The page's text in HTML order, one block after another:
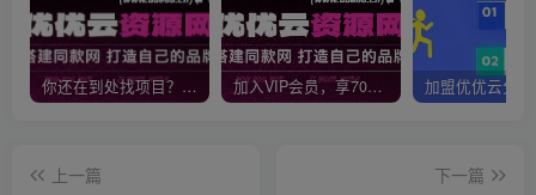
你还在到处找项目？还在当韭菜？我靠网创资源站一个月收入5万+，曾经我也是个失败者。 加入VIP会员，享70%的推广提成，免费学习多种网上创业课程，菜鸟秒变大神！
上一篇
下一篇